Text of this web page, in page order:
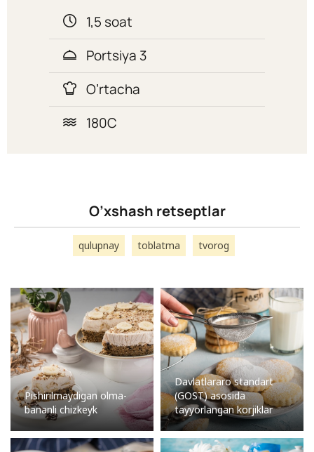
1,5 soat
Portsiya 3
O’rtacha
180C
O’xshash retseptlar
qulupnay toblatma tvorog
Pishirilmaydigan olma-
bananli chizkeyk
Davlatlararo standart
(GOST) asosida
tayyorlangan korjiklar